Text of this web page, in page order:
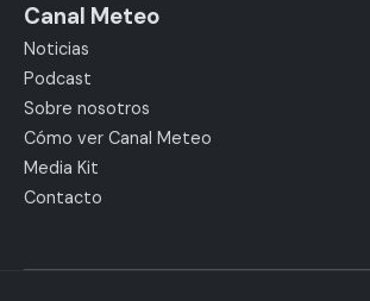
Canal Meteo
Noticias
Podcast
Sobre nosotros
Cómo ver Canal Meteo
Media Kit
Contacto